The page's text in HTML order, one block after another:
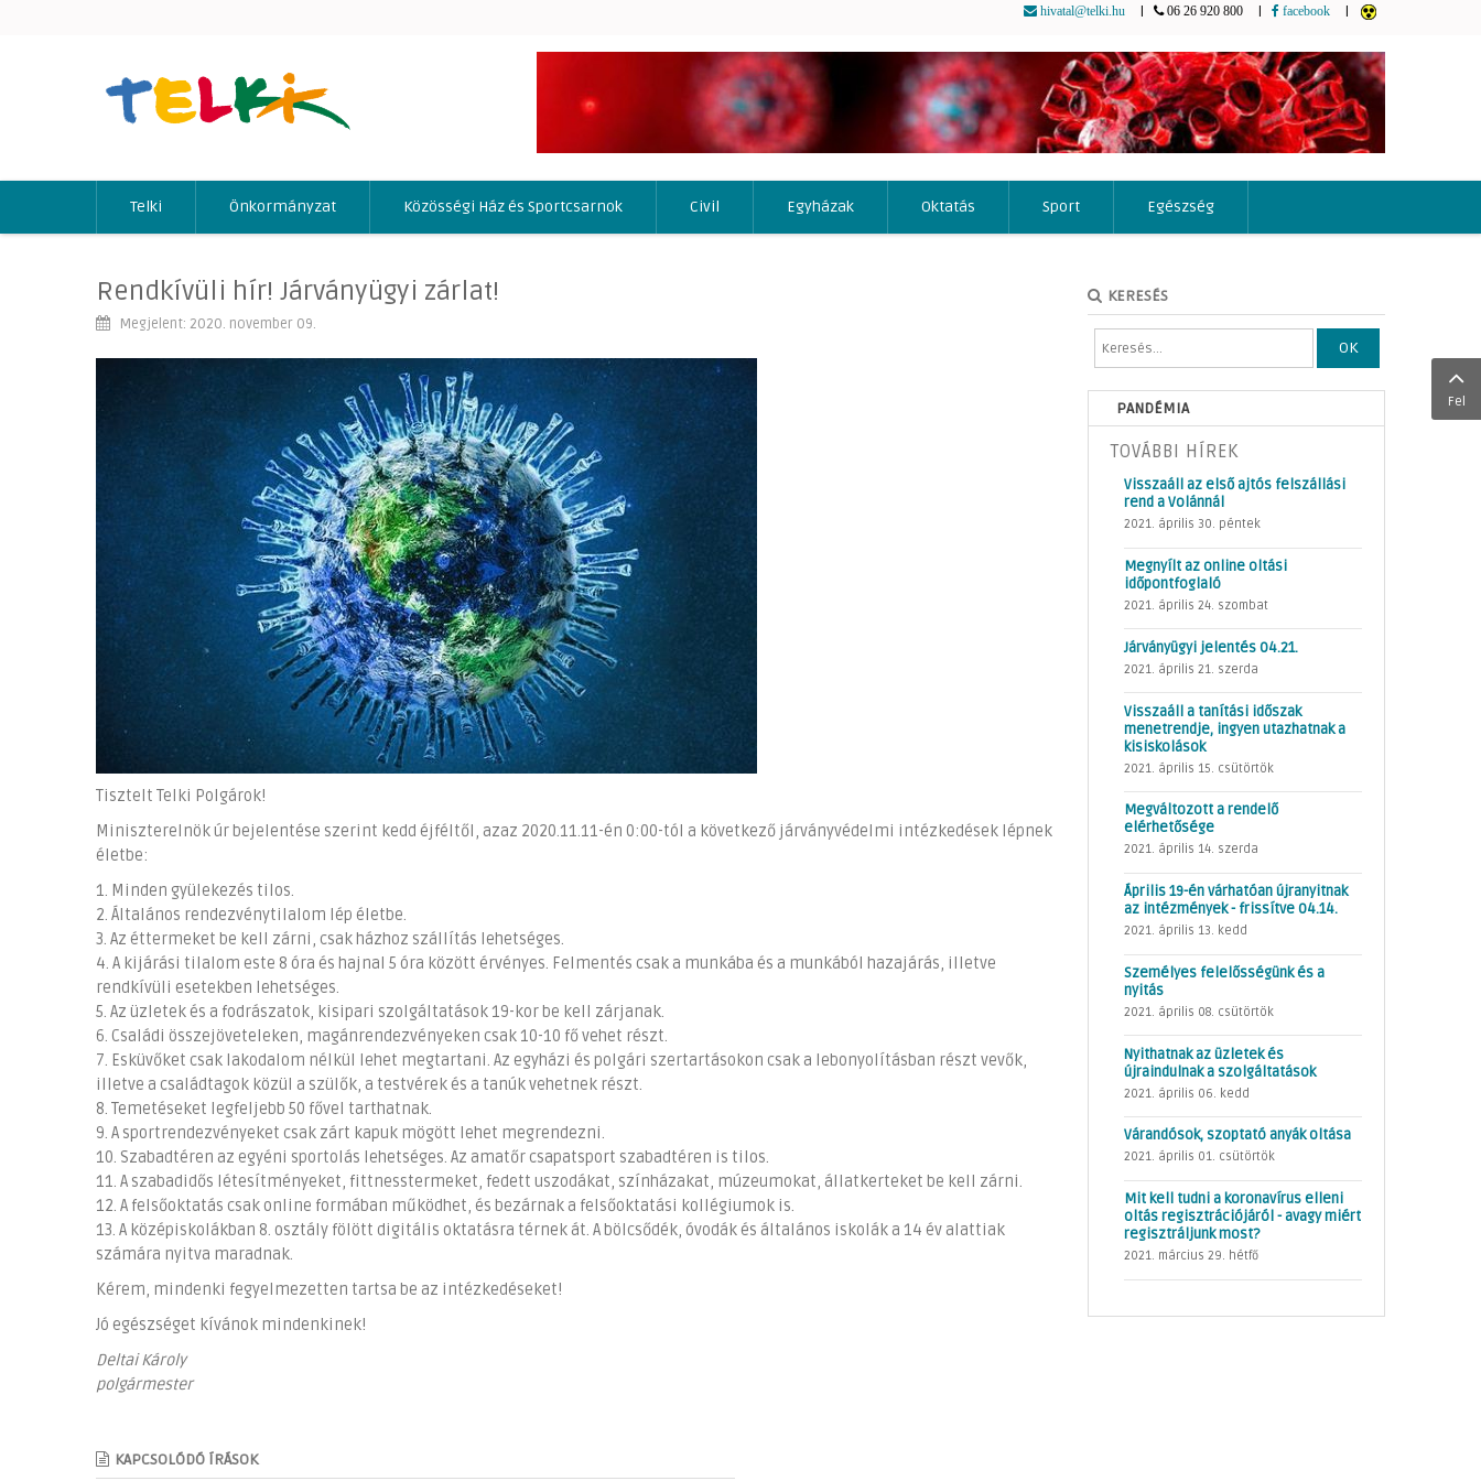
hivatal@telki.hu 06 26 920 800 facebook
Telki Önkormányzat Közösségi Ház és Sportcsarnok Civil Egyházak Oktatás Sport Egészség
Rendkívüli hír! Járványügyi zárlat!
Megjelent: 2020. november 09.
Tisztelt Telki Polgárok!
Miniszterelnök úr bejelentése szerint kedd éjféltől, azaz 2020.11.11-én 0:00-tól a következő járványvédelmi intézkedések lépnek
életbe:
1. Minden gyülekezés tilos.
2. Általános rendezvénytilalom lép életbe.
3. Az éttermeket be kell zárni, csak házhoz szállítás lehetséges.
4. A kijárási tilalom este 8 óra és hajnal 5 óra között érvényes. Felmentés csak a munkába és a munkából hazajárás, illetve
rendkívüli esetekben lehetséges.
5. Az üzletek és a fodrászatok, kisipari szolgáltatások 19-kor be kell zárjanak.
6. Családi összejöveteleken, magánrendezvényeken csak 10-10 fő vehet részt.
7. Esküvőket csak lakodalom nélkül lehet megtartani. Az egyházi és polgári szertartásokon csak a lebonyolításban részt vevők,
illetve a családtagok közül a szülők, a testvérek és a tanúk vehetnek részt.
8. Temetéseket legfeljebb 50 fővel tarthatnak.
9. A sportrendezvényeket csak zárt kapuk mögött lehet megrendezni.
10. Szabadtéren az egyéni sportolás lehetséges. Az amatőr csapatsport szabadtéren is tilos.
11. A szabadidős létesítményeket, fittnesstermeket, fedett uszodákat, színházakat, múzeumokat, állatkerteket be kell zárni.
12. A felsőoktatás csak online formában működhet, és bezárnak a felsőoktatási kollégiumok is.
13. A középiskolákban 8. osztály fölött digitális oktatásra térnek át. A bölcsődék, óvodák és általános iskolák a 14 év alattiak
számára nyitva maradnak.
Kérem, mindenki fegyelmezetten tartsa be az intézkedéseket!
Jó egészséget kívánok mindenkinek!
Deltai Károly
polgármester
KAPCSOLÓDÓ ÍRÁSOK
KERESÉS
OK
PANDÉMIA
TOVÁBBI HÍREK
Visszaáll az első ajtós felszállási
rend a Volánnál
2021. április 30. péntek
Megnyílt az online oltási
időpontfoglaló
2021. április 24. szombat
Járványügyi jelentés 04.21.
2021. április 21. szerda
Visszaáll a tanítási időszak
menetrendje, ingyen utazhatnak a
kisiskolások
2021. április 15. csütörtök
Megváltozott a rendelő
elérhetősége
2021. április 14. szerda
Április 19-én várhatóan újranyitnak
az intézmények - frissítve 04.14.
2021. április 13. kedd
Személyes felelősségünk és a
nyitás
2021. április 08. csütörtök
Nyithatnak az üzletek és
újraindulnak a szolgáltatások
2021. április 06. kedd
Várandósok, szoptató anyák oltása
2021. április 01. csütörtök
Mit kell tudni a koronavírus elleni
oltás regisztrációjáról - avagy miért
regisztráljunk most?
2021. március 29. hétfő
Fel